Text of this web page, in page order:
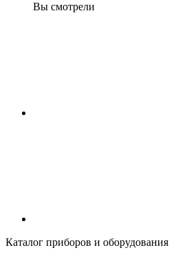
Вы смотрели
Каталог приборов и оборудования